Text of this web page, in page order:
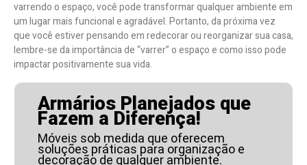
varrendo o espaço, você pode transformar qualquer ambiente em
um lugar mais funcional e agradável. Portanto, da próxima vez
que você estiver pensando em redecorar ou reorganizar sua casa,
lembre-se da importância de “varrer” o espaço e como isso pode
impactar positivamente sua vida.
Armários Planejados que
Fazem a Diferença!
Móveis sob medida que oferecem
soluções práticas para organização e
decoração de qualquer ambiente.